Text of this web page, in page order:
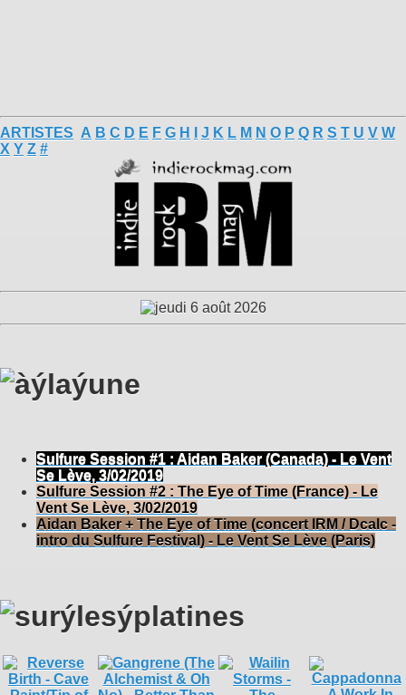
ARTISTES A B C D E F G H J K L M N O P Q R S T U V W
X Y Z #
Sulfure Session #1 : Aidan Baker (Canada) - Le Vent
Se Lève, 3/02/2019
Sulfure Session #2 : The Eye of Time (France) - Le
Vent Se Lève, 3/02/2019
Aidan Baker + The Eye of Time (concert IRM / Dcalc -
intro du Sulfure Festival) - Le Vent Se Lève (Paris)